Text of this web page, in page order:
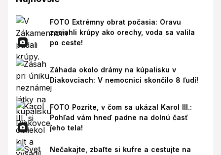
FOTO Extrémny obrat počasia: Oravu
zasiahli krúpy ako orechy, voda sa valila
po ceste!
Záhada okolo drámy na kúpalisku v
Diakovciach: V nemocnici skončilo 8 ľudí!
FOTO Pozrite, v čom sa ukázal Karol III.:
Pohľad vám hneď padne na dolnú časť
jeho tela!
Nečakajte, zbaľte si kufre a cestujte na